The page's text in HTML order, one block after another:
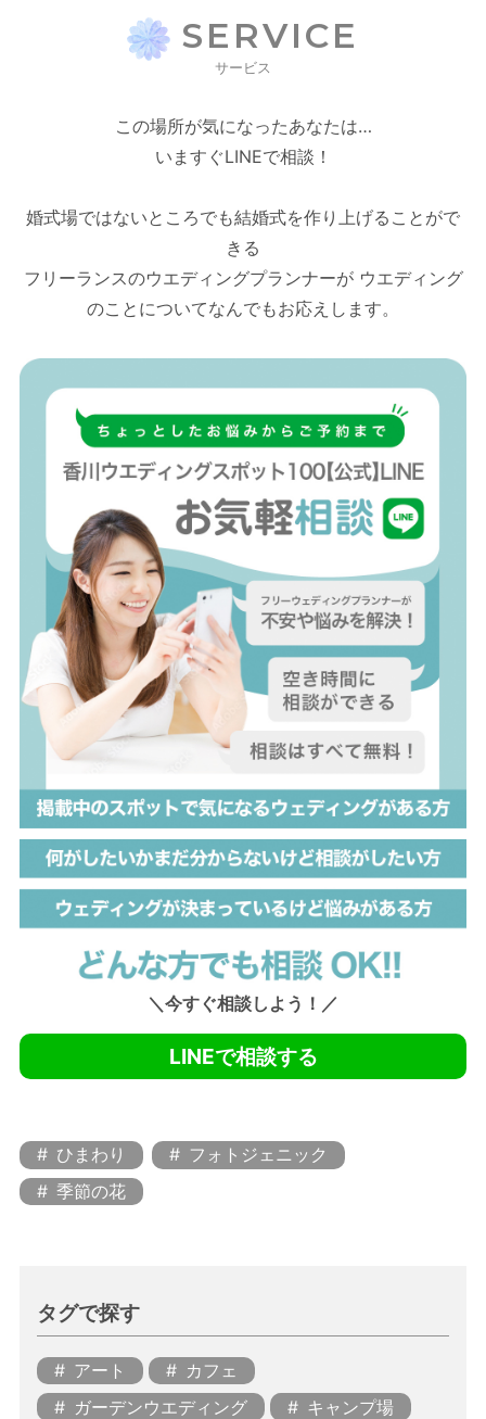
SERVICE
サービス
この場所が気になったあなたは…
いますぐLINEで相談！
婚式場ではないところでも結婚式を作り上げることがで
きる
フリーランスのウエディングプランナーが ウエディング
のことについてなんでもお応えします。
＼今すぐ相談しよう！／
LINEで相談する
ひまわり
フォトジェニック
季節の花
タグで探す
アート
カフェ
ガーデンウエディング
キャンプ場